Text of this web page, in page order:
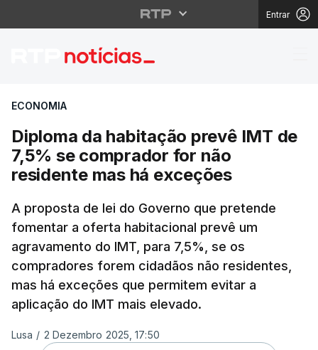
Entrar
Diploma da
ECONOMIA
Diploma da habitação prevê IMT de
7,5% se comprador for não
residente mas há exceções
A proposta de lei do Governo que pretende
fomentar a oferta habitacional prevê um
agravamento do IMT, para 7,5%, se os
compradores forem cidadãos não residentes,
mas há exceções que permitem evitar a
aplicação do IMT mais elevado.
Lusa / 2 Dezembro 2025, 17:50